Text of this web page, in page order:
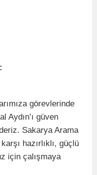
görevlerinde
Aydın’ı güven
Sakarya Arama
hazırlıklı, güçlü
için çalışmaya